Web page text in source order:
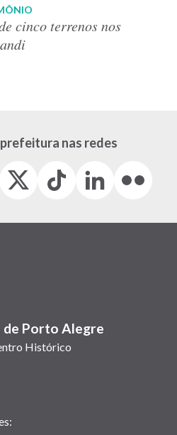
cinco terrenos nos
nas redes
(Antigo
Tiktok
(link
em
LinkedIn
(link
em
(link
em
Porto Alegre
Histórico